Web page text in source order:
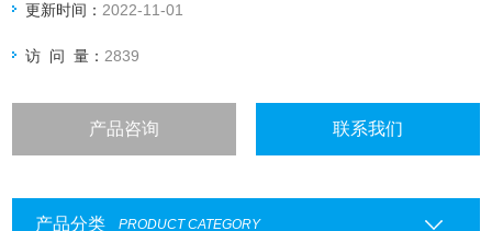
更新时间： 2022-11-01
访 问 量： 2839
产品咨询 联系我们
产品分类 PRODUCT CATEGORY